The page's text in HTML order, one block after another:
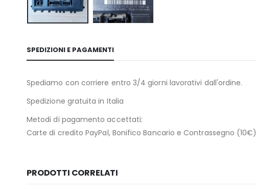
SPEDIZIONI E PAGAMENTI
Spediamo con corriere entro 3/4 giorni lavorativi dall'ordine.
Spedizione gratuita in Italia
Metodi di pagamento accettati:
Carte di credito PayPal, Bonifico Bancario e Contrassegno (10€)
PRODOTTI CORRELATI